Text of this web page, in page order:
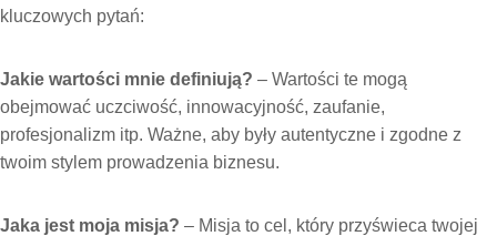
kluczowych pytań:
Jakie wartości mnie definiują? – Wartości te mogą
obejmować uczciwość, innowacyjność, zaufanie,
profesjonalizm itp. Ważne, aby były autentyczne i zgodne z
twoim stylem prowadzenia biznesu.
Jaka jest moja misja? – Misja to cel, który przyświeca twojej